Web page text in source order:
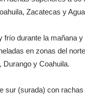
Zacatecas y
durante la mañana
en zonas del
Durango y Coahuila.
sur (surada) con